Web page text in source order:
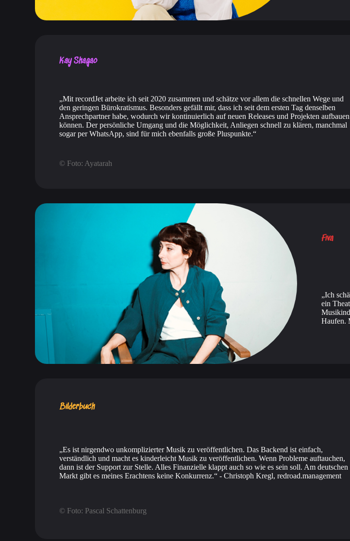
Kay Shagao
Mit recordJet arbeite ich seit 2020 zusammen und schätze vor allem die schnellen Wege und
den geringen Bürokratismus. Besonders gefällt mir, dass ich seit dem ersten Tag denselben
Ansprechpartner habe, wodurch wir kontinuierlich auf neuen Releases und Projekten aufbauen
können. Der persönliche Umgang und die Möglichkeit, Anliegen schnell zu klären, manchmal
sogar per WhatsApp, sind für mich ebenfalls große Pluspunkte.
© Foto: Ayatarah
Fiva
Ich
ein
Haufen.
Bilderbuch
Es ist nirgendwo unkomplizierter Musik zu veröffentlichen. Das Backend ist einfach,
verständlich und macht es kinderleicht Musik zu veröffentlichen. Wenn Probleme auftauchen,
dann ist der Support zur Stelle. Alles Finanzielle klappt auch so wie es sein soll. Am deutschen
Markt gibt es meines Erachtens keine Konkurrenz.
- Christoph Kregl, redroad.management
© Foto: Pascal Schattenburg